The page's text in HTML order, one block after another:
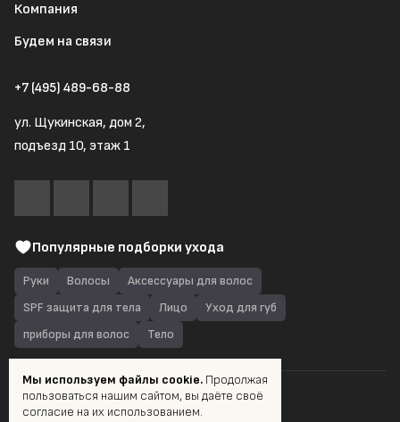
Компания
Будем на связи
+7 (495) 489-68-88
ул. Щукинская, дом 2,
подъезд 10, этаж 1
Популярные подборки ухода
Руки Волосы
Аксессуары для волос
SPF защита для тела
Лицо
Уход для губ
приборы для волос
Тело
© 2026 Quantum Shop.ru
Мы используем файлы cookie. Продолжая
пользоваться нашим сайтом, вы даёте своё
согласие на их использованием.